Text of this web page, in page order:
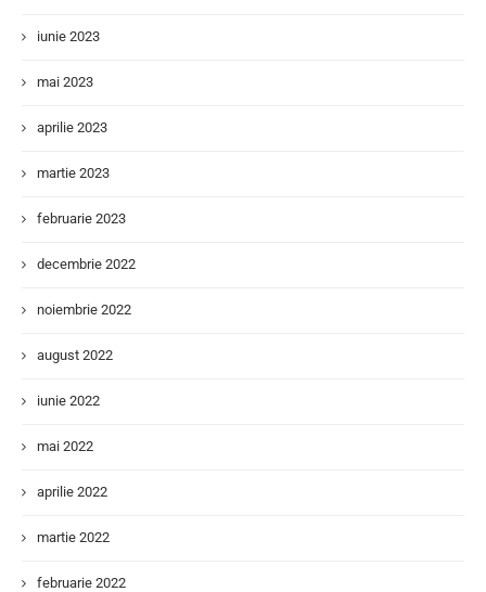
iunie 2023
mai 2023
aprilie 2023
martie 2023
februarie 2023
decembrie 2022
noiembrie 2022
august 2022
iunie 2022
mai 2022
aprilie 2022
martie 2022
februarie 2022